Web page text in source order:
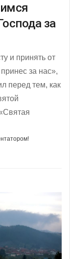
за
и принять от
за нас»,
перед тем, как